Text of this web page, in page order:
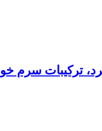
ترکیبات سرم